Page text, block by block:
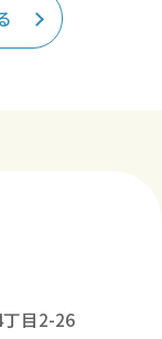
目2-26